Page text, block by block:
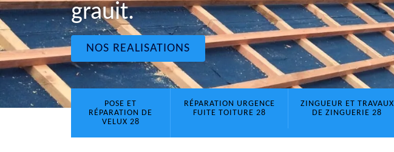
grauit.
NOS REALISATIONS
POSE ET
RÉPARATION DE
VELUX 28
RÉPARATION URGENCE
FUITE TOITURE 28
ZINGUEUR ET TRAVAUX
DE ZINGUERIE 28